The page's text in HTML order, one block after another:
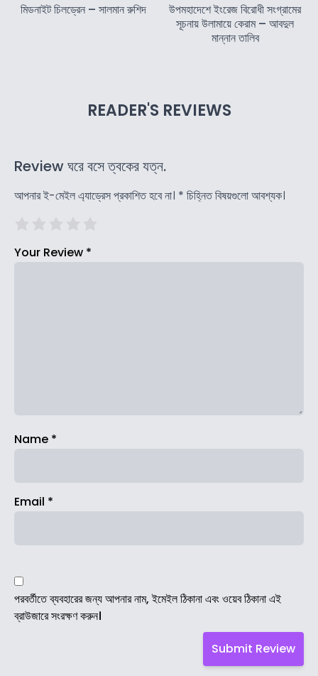
মিডনাইট চিলড্রেন – সালমান রুশিদ
উপমহাদেশে ইংরেজ বিরোধী সংগ্রামের
সূচনায় উলামায়ে কেরাম – আবদুল
মান্নান তালিব
READER'S REVIEWS
Review ঘরে বসে ত্বকের যত্ন.
আপনার ই-মেইল এ্যাড্রেস প্রকাশিত হবে না। * চিহ্নিত বিষয়গুলো আবশ্যক।
Your Review *
Name *
Email *
পরবর্তীতে ব্যবহারের জন্য আপনার নাম, ইমেইল ঠিকানা এবং ওয়েব ঠিকানা এই
ব্রাউজারে সংরক্ষণ করুন।